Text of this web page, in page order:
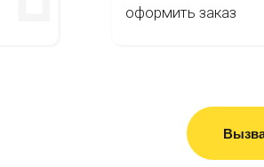
оформить заказ